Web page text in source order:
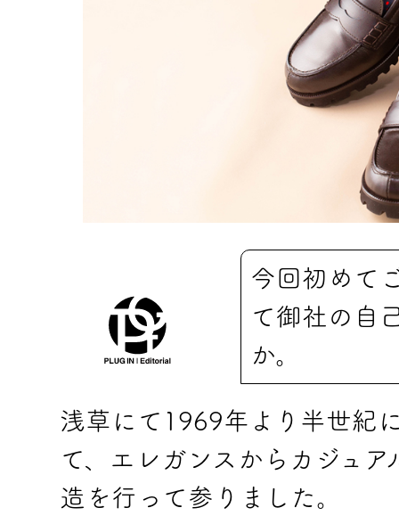
今回初めて
て御社の自
か。
浅草にて1969年より半世紀
て、エレガンスからカジュ
造を行って参りました。